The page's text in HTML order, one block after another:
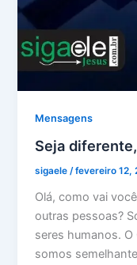
Mensagens
Seja
sigaele/fevereiro 12,
Olá, como vai
outras pessoas?
seres humanos.
somos